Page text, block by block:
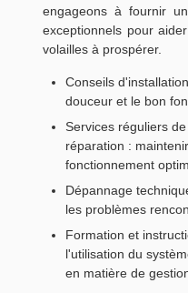
engageons à fournir
exceptionnels pour
volailles à prospérer.
Conseils
douceur et le bon
Services réguliers
réparation :
fonctionnement
Dépannage
les problèmes
Formation et
l'utilisation du
en matière de